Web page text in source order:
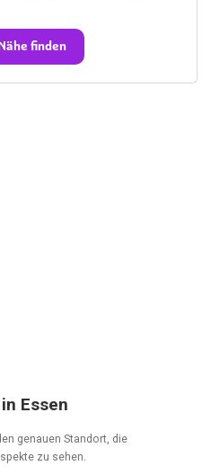
finden
Essen
genauen Standort, die
zu sehen.